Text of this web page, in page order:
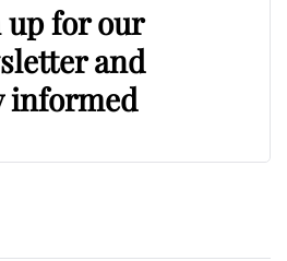
up for our
and
informed